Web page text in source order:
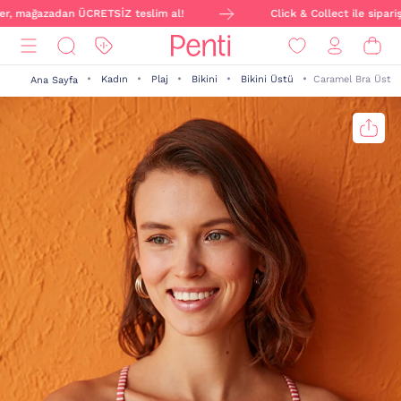
ÜCRETSİZ teslim al! Click & Collect ile
Ana Sayfa Kadın Plaj Bikini Bikini Üstü Caramel Bra Üst